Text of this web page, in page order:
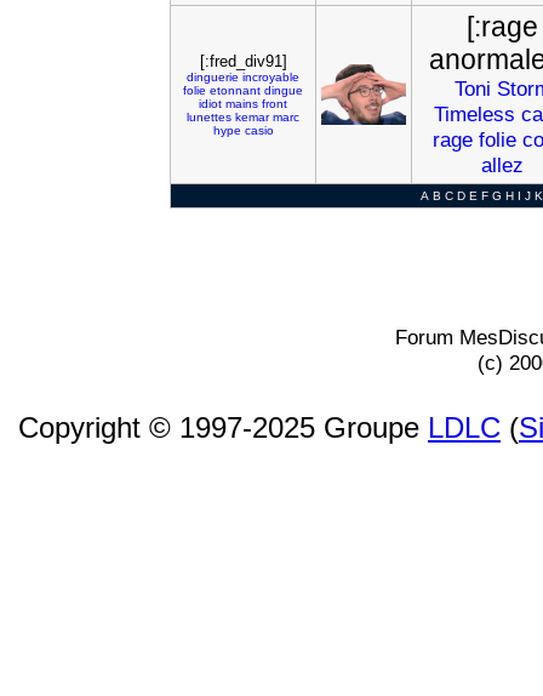
[:fred_div91]
dinguerie incroyable
folie etonnant dingue
idiot mains front
lunettes kemar marc
hype casio
[:rage
Toni
Timeless
rage folie
allez
A B C D E F G H I J K
Forum
(c)
Copyright © 1997-2025 Groupe LDLC (